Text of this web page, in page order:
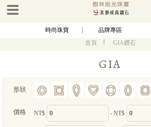
時尚珠寶 品牌專區
首頁
GIA鑽石
GIA
形狀
價格 NT$ - NT$